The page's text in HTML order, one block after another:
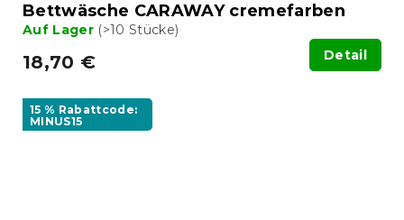
Bettwäsche CARAWAY cremefarben
Auf Lager (>10 Stücke)
18,70 € Detail
15 % Rabattcode:
MINUS15